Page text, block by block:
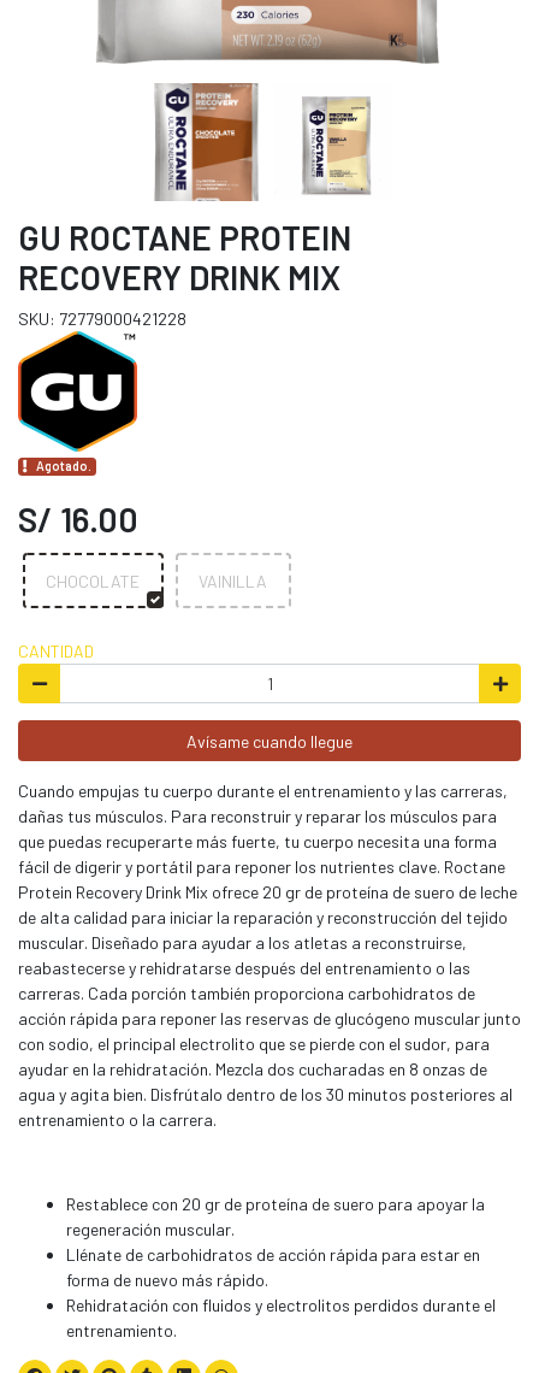
GU ROCTANE PROTEIN
RECOVERY DRINK MIX
SKU: 72779000421228
Agotado.
S/ 16.00
CHOCOLATE VAINILLA
CANTIDAD
Avísame cuando llegue
Cuando empujas tu cuerpo durante el entrenamiento y las carreras,
dañas tus músculos. Para reconstruir y reparar los músculos para
que puedas recuperarte más fuerte, tu cuerpo necesita una forma
fácil de digerir y portátil para reponer los nutrientes clave. Roctane
Protein Recovery Drink Mix ofrece 20 gr de proteína de suero de leche
de alta calidad para iniciar la reparación y reconstrucción del tejido
muscular. Diseñado para ayudar a los atletas a reconstruirse,
reabastecerse y rehidratarse después del entrenamiento o las
carreras. Cada porción también proporciona carbohidratos de
acción rápida para reponer las reservas de glucógeno muscular junto
con sodio, el principal electrolito que se pierde con el sudor, para
ayudar en la rehidratación. Mezcla dos cucharadas en 8 onzas de
agua y agita bien. Disfrútalo dentro de los 30 minutos posteriores al
entrenamiento o la carrera.
Restablece con 20 gr de proteína de suero para apoyar la
regeneración muscular.
Llénate de carbohidratos de acción rápida para estar en
forma de nuevo más rápido.
Rehidratación con fluidos y electrolitos perdidos durante el
entrenamiento.